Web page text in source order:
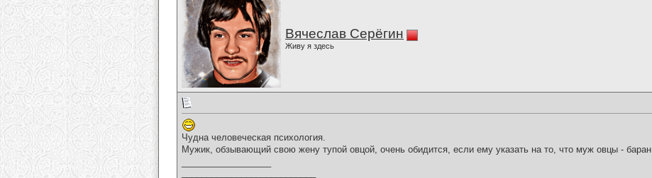
Вячеслав Серёгин
Живу я здесь
Чудна человеческая психология.
Мужик, обзывающий свою жену тупой овцой, очень обидится, если ему указать на то, что муж овцы - баран.